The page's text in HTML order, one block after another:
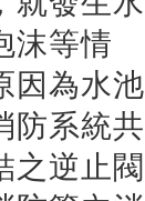
沫等情
因為水池
防系統共
之逆止閥